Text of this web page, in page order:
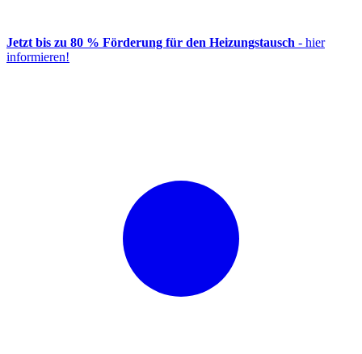
Jetzt bis zu 80 % Förderung für den Heizungstausch - hier
informieren!